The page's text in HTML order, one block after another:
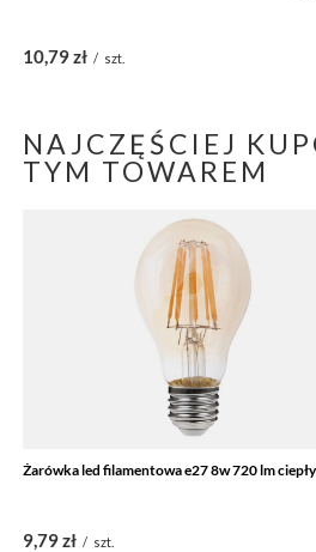
10,79 zł / szt.
NAJCZĘŚCIEJ
TYM TOWAREM
Żarówka led filamentowa e27 8w 720 lm ciepły
9,79 zł / szt.